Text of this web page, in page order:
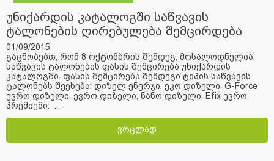
უნიქარდის კატალოგში საწვავის
ტალონების ღირებულება შემცირდება
01/09/2015
გაცნობებთ, რომ 8 ოქტომბრის შემდეგ, მოსალოდნელია
საწვავის ტალონების ფასის შემცირება უნიქარდის
კატალოგში. ფასის შემცირება შემდეგი ტიპის საწვავის
ტალონებს შეეხება: დიზელ ენერჯი, ეკო დიზელი, G-Force
ევრო დიზელი, ევრო დიზელი, ნანო დიზელი, Efix ევრო
პრემიუმი. ...
ვრცლად